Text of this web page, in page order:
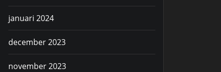
januari 2024
december 2023
november 2023